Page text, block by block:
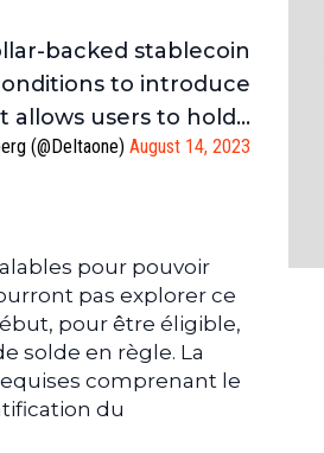
backed stablecoin
to introduce
users to hold…
(@DeItaone) August 14, 2023
pour pouvoir
pas explorer ce
pour être éligible,
solde en règle. La
comprenant le
du